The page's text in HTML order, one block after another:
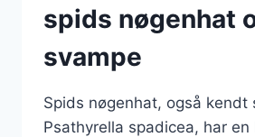
spids nøgenhat
svampe
Spids nøgenhat, også kendt
Psathyrella spadicea, har en